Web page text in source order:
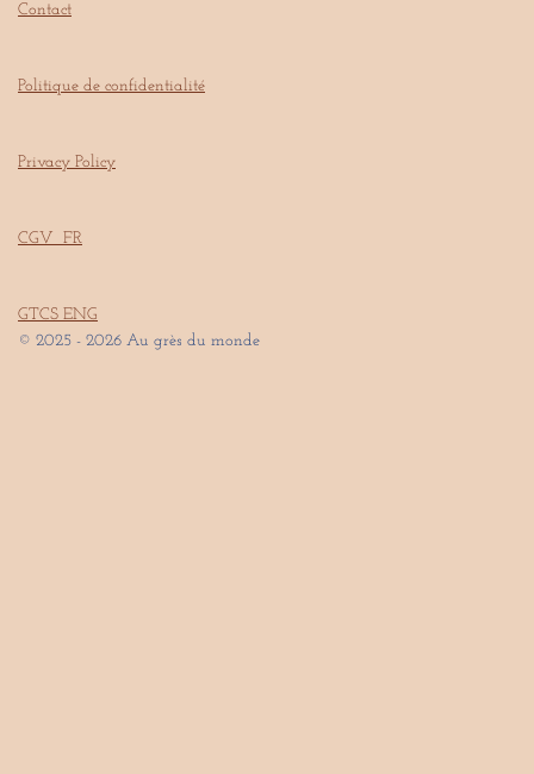
Contact
Politique de confidentialité
Privacy Policy
CGV FR
GTCS ENG
© 2025 - 2026 Au grès du monde